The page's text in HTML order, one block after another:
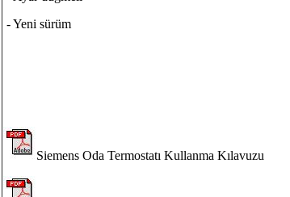
- Yeni sürüm
Siemens Oda Termostatı Kullanma Kılavuzu